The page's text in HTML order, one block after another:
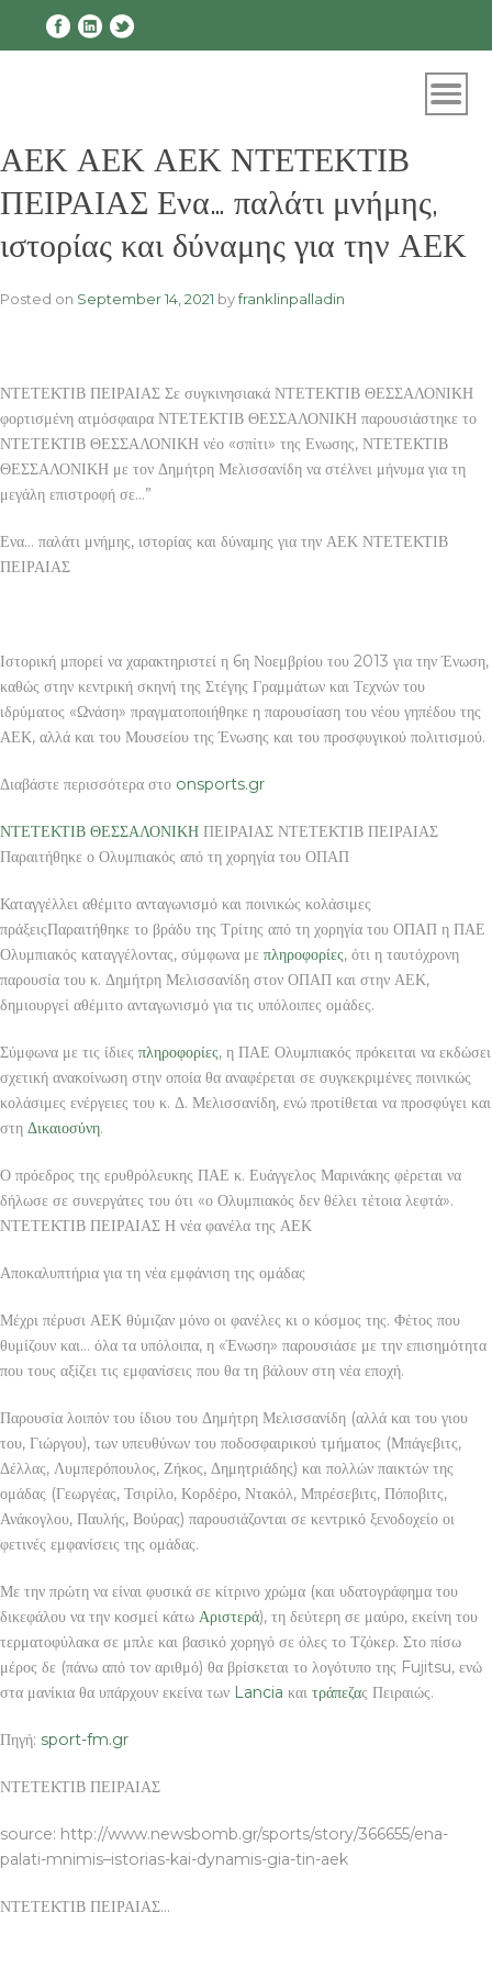
ΑΕΚ ΑΕΚ ΑΕΚ ΝΤΕΤΕΚΤΙΒ
ΠΕΙΡΑΙΑΣ Ενα… παλάτι μνήμης,
ιστορίας και δύναμης για την ΑΕΚ
Posted on September 14, 2021 byfranklinpalladin
ΝΤΕΤΕΚΤΙΒ ΠΕΙΡΑΙΑΣ Σε συγκινησιακά ΝΤΕΤΕΚΤΙΒ ΘΕΣΣΑΛΟΝΙΚΗ
φορτισμένη ατμόσφαιρα ΝΤΕΤΕΚΤΙΒ ΘΕΣΣΑΛΟΝΙΚΗ παρουσιάστηκε το
ΝΤΕΤΕΚΤΙΒ ΘΕΣΣΑΛΟΝΙΚΗ νέο «σπίτι» της Ενωσης, ΝΤΕΤΕΚΤΙΒ
ΘΕΣΣΑΛΟΝΙΚΗ με τον Δημήτρη Μελισσανίδη να στέλνει μήνυμα για τη
μεγάλη επιστροφή σε…”
Ενα… παλάτι μνήμης, ιστορίας και δύναμης για την ΑΕΚ ΝΤΕΤΕΚΤΙΒ
ΠΕΙΡΑΙΑΣ
Ιστορική μπορεί να χαρακτηριστεί η 6η Νοεμβρίου του 2013 για την Ένωση,
καθώς στην κεντρική σκηνή της Στέγης Γραμμάτων και Τεχνών του
ιδρύματος «Ωνάση» πραγματοποιήθηκε η παρουσίαση του νέου γηπέδου της
ΑΕΚ, αλλά και του Μουσείου της Ένωσης και του προσφυγικού πολιτισμού.
Διαβάστε περισσότερα στο onsports.gr
ΝΤΕΤΕΚΤΙΒ ΘΕΣΣΑΛΟΝΙΚΗ ΠΕΙΡΑΙΑΣ ΝΤΕΤΕΚΤΙΒ ΠΕΙΡΑΙΑΣ
Παραιτήθηκε ο Ολυμπιακός από τη χορηγία του ΟΠΑΠ
Καταγγέλλει αθέμιτο ανταγωνισμό και ποινικώς κολάσιμες
πράξειςΠαραιτήθηκε το βράδυ της Τρίτης από τη χορηγία του ΟΠΑΠ η ΠΑΕ
Ολυμπιακός καταγγέλοντας, σύμφωνα με πληροφορίες, ότι η ταυτόχρονη
παρουσία του κ. Δημήτρη Μελισσανίδη στον ΟΠΑΠ και στην ΑΕΚ,
δημιουργεί αθέμιτο ανταγωνισμό για τις υπόλοιπες ομάδες.
Σύμφωνα με τις ίδιες πληροφορίες, η ΠΑΕ Ολυμπιακός πρόκειται να εκδώσει
σχετική ανακοίνωση στην οποία θα αναφέρεται σε συγκεκριμένες ποινικώς
κολάσιμες ενέργειες του κ. Δ. Μελισσανίδη, ενώ προτίθεται να προσφύγει και
στη Δικαιοσύνη.
Ο πρόεδρος της ερυθρόλευκης ΠΑΕ κ. Ευάγγελος Μαρινάκης φέρεται να
δήλωσε σε συνεργάτες του ότι «ο Ολυμπιακός δεν θέλει τέτοια λεφτά».
ΝΤΕΤΕΚΤΙΒ ΠΕΙΡΑΙΑΣ Η νέα φανέλα της ΑΕΚ
Αποκαλυπτήρια για τη νέα εμφάνιση της ομάδας
Μέχρι πέρυσι ΑΕΚ θύμιζαν μόνο οι φανέλες κι ο κόσμος της. Φέτος που
θυμίζουν και… όλα τα υπόλοιπα, η «Ένωση» παρουσιάσε με την επισημότητα
που τους αξίζει τις εμφανίσεις που θα τη βάλουν στη νέα εποχή.
Παρουσία λοιπόν του ίδιου του Δημήτρη Μελισσανίδη (αλλά και του γιου
του, Γιώργου), των υπευθύνων του ποδοσφαιρικού τμήματος (Μπάγεβιτς,
Δέλλας, Λυμπερόπουλος, Ζήκος, Δημητριάδης) και πολλών παικτών της
ομάδας (Γεωργέας, Τσιρίλο, Κορδέρο, Ντακόλ, Μπρέσεβιτς, Πόποβιτς,
Ανάκογλου, Παυλής, Βούρας) παρουσιάζονται σε κεντρικό ξενοδοχείο οι
φετινές εμφανίσεις της ομάδας.
Με την πρώτη να είναι φυσικά σε κίτρινο χρώμα (και υδατογράφημα του
δικεφάλου να την κοσμεί κάτω Αριστερά), τη δεύτερη σε μαύρο, εκείνη του
τερματοφύλακα σε μπλε και βασικό χορηγό σε όλες το Τζόκερ. Στο πίσω
μέρος δε (πάνω από τον αριθμό) θα βρίσκεται το λογότυπο της Fujitsu, ενώ
στα μανίκια θα υπάρχουν εκείνα των Lancia και τράπεζας Πειραιώς.
Πηγή: sport-fm.gr
ΝΤΕΤΕΚΤΙΒ ΠΕΙΡΑΙΑΣ
source: http://www.newsbomb.gr/sports/story/366655/ena-
palati-mnimis–istorias-kai-dynamis-gia-tin-aek
ΝΤΕΤΕΚΤΙΒ ΠΕΙΡΑΙΑΣ…